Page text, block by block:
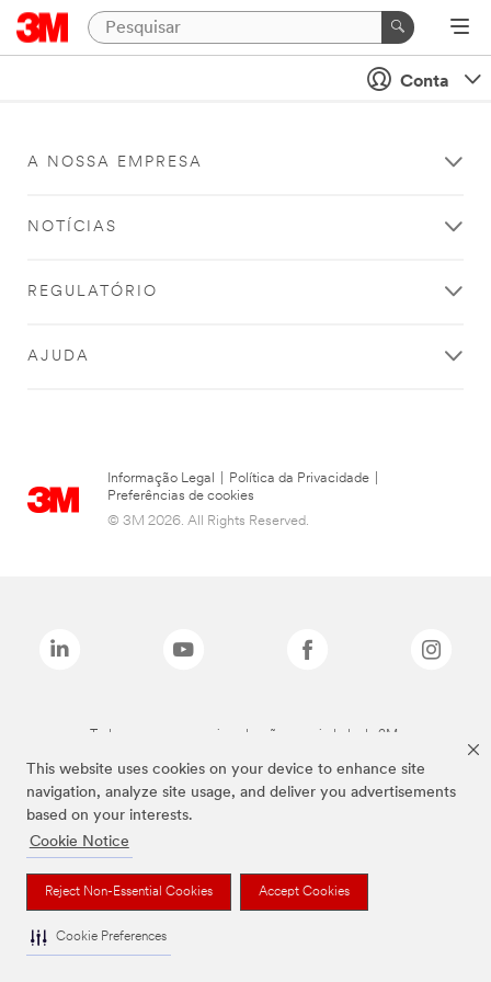
This website uses cookies on your device to enhance site
navigation, analyze site usage, and deliver you advertisements
based on your interests.
Cookie Notice
Reject Non-Essential Cookies Accept Cookies
Cookie Preferences
Conta
A NOSSA EMPRESA
NOTÍCIAS
REGULATÓRIO
AJUDA
Informação Legal Política da Privacidade
Preferências de cookies
© 3M 2026. All Rights Reserved.
Todas as marcas mencionadas são propriedade da 3M.